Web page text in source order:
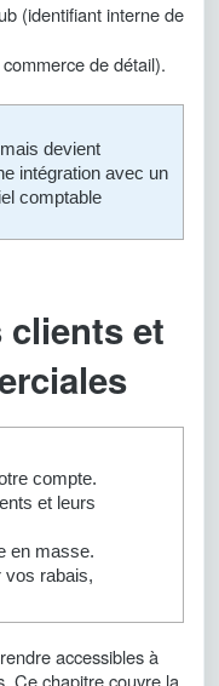
(identifiant interne de
de détail).
devient
intégration avec un
comptable
et
compte.
et leurs
en masse.
vos rabais,
accessibles à
Ce chapitre couvre la